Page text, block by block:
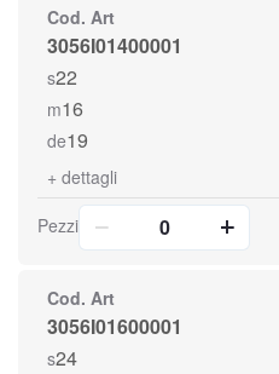
Cod. Art
3056I01400001
s22
m16
de19
+ dettagli
Pezzi
Cod. Art
3056I01600001
s24